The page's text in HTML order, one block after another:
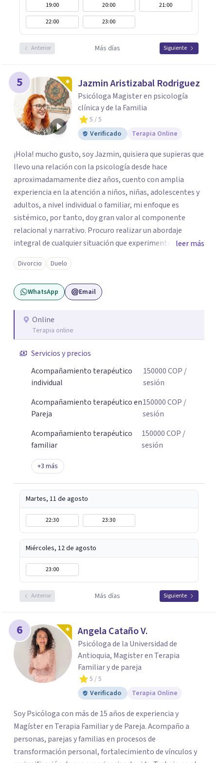
19:00 20:00
21:00
22:00
23:00
Anterior Más días Siguiente
5 Jazmin Aristizabal Rodriguez
Psicóloga Magister en psicología
clínica y de la Familia
5 / 5
Verificado
Terapia Online
¡Hola! mucho gusto, soy Jazmin, quisiera que supieras que
llevo una relación con la psicología desde hace
aproximadamamente diez años, cuento con amplia
experiencia en la atención a niños, niñas, adolescentes y
adultos, a nivel individual o familiar, mi enfoque es
sistémico, por tanto, doy gran valor al componente
relacional y narrativo. Procuro realizar un abordaje
integral de cualquier situación que experimenten mis
consultantes y así lograr una comprensión que favorezca
procesos de aprendizaje significativo y potencializar así
la movilización de recursos en pro de la solución y el
bienestar.
leer más
Divorcio Duelo
WhatsApp Email
Online
Terapia online
Servicios y precios
Acompañamiento terapéutico
individual
150000COP /
sesión
Acompañamiento terapéutico en
Pareja
150000COP /
sesión
Acompañamiento terapéutico
familiar
150000COP /
sesión
+3 más
Martes, 11 de agosto
22:30 23:30
Miércoles, 12 de agosto
23:00
Anterior Más días Siguiente
6 Angela Cataño V.
Psicóloga de la Universidad de
Antioquia, Magister en Terapia
Familiar y de pareja
5 / 5
Verificado
Terapia Online
Soy Psicóloga con más de 15 años de experiencia y
Magíster en Terapia Familiar y de Pareja. Acompaño a
personas, parejas y familias en procesos de
transformación personal, fortalecimiento de vínculos y